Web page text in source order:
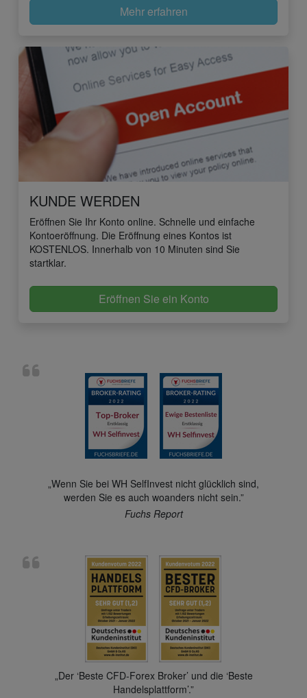
Mehr erfahren
KUNDE WERDEN
Eröffnen Sie Ihr Konto online. Schnelle und einfache
Kontoeröffnung. Die Eröffnung eines Kontos ist
KOSTENLOS. Innerhalb von 10 Minuten sind Sie
startklar.
Eröffnen Sie ein Konto
„Wenn Sie bei WH SelfInvest nicht glücklich sind,
werden Sie es auch woanders nicht sein.”
Fuchs Report
„Der ‘Beste CFD-Forex Broker’ und die ‘Beste
Handelsplattform’.”